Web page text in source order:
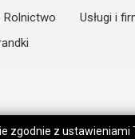
Rolnictwo Usługi i
zgodnie z